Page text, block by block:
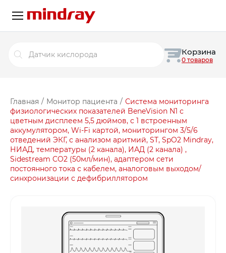
товаров
Корзина
0 товаров
Главная / Монитор пациента / Система мониторинга
физиологических показателей BeneVision N1 с
цветным дисплеем 5,5 дюймов, с 1 встроенным
аккумулятором, Wi-Fi картой, мониторингом 3/5/6
отведений ЭКГ, с анализом аритмий, ST, SpO2 Mindray,
НИАД, температуры (2 канала), ИАД (2 канала) ,
Sidestream CO2 (50мл/мин), адаптером сети
постоянного тока с кабелем, аналоговым выходом/
синхронизации с дефибриллятором